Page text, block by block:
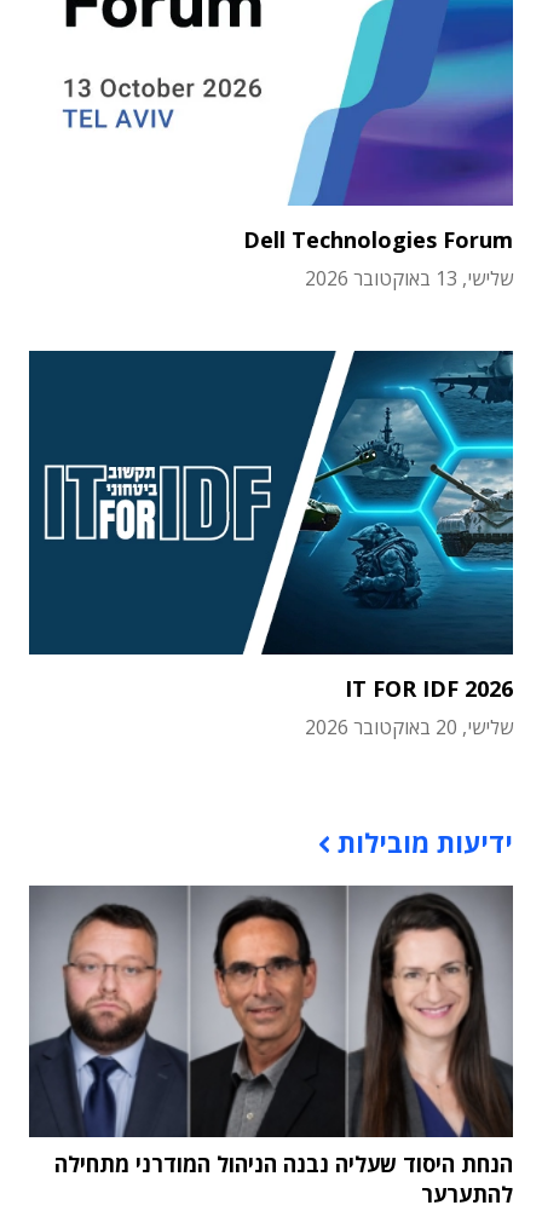
Dell Technologies Forum
שלישי, 13 באוקטובר 2026
IT FOR IDF 2026
שלישי, 20 באוקטובר 2026
ידיעות מובילות
הנחת היסוד שעליה נבנה הניהול המודרני מתחילה
להתערער